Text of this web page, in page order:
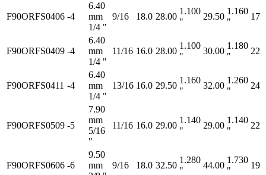
F90ORFS0406 -4
6.40
mm
1/4 "
9/16 18.0 28.00
1.100
"
29.50
1.160
"
17
F90ORFS0409 -4
6.40
mm
1/4 "
11/16 16.0 28.00
1.100
"
30.00
1.180
"
22
F90ORFS0411 -4
6.40
mm
1/4 "
13/16 16.0 29.50
1.160
"
32.00
1.260
"
24
F90ORFS0509 -5
7.90
mm
5/16
"
11/16 16.0 29.00
1.140
"
29.00
1.140
"
22
F90ORFS0606 -6
9.50
mm
9/16 18.0 32.50
1.280
"
44.00
1.730
"
19